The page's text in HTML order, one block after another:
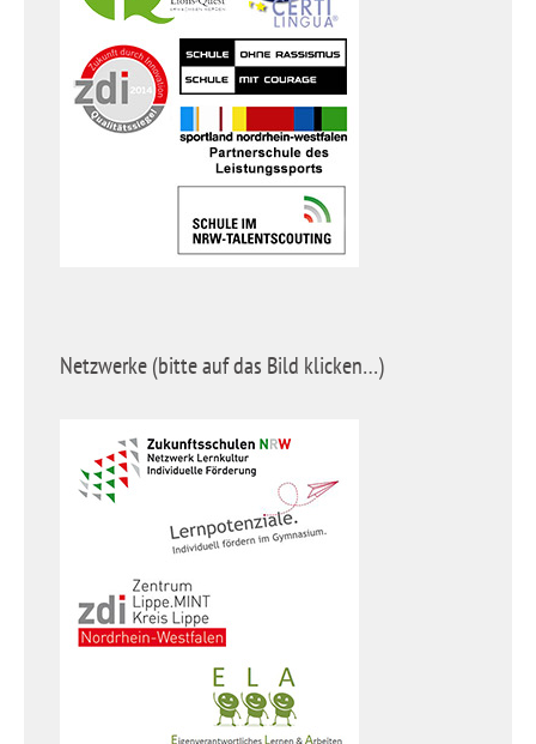
Netzwerke (bitte auf das Bild klicken…)